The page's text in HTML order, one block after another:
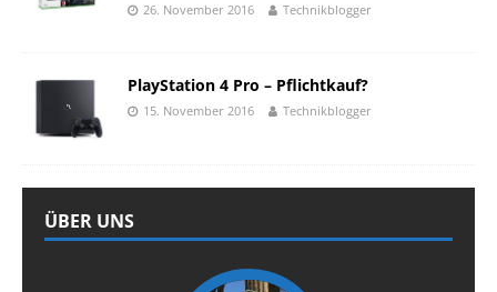
26. November 2016 Technikblogger
PlayStation 4 Pro – Pflichtkauf?
15. November 2016 Technikblogger
ÜBER UNS